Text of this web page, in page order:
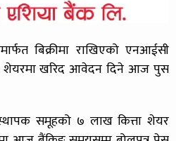
बिक्रीमा राखिएको एनआईसी
शेयरमा खरिद आवेदन दिने आज पुस
समूहको ७ लाख कित्ता शेयर